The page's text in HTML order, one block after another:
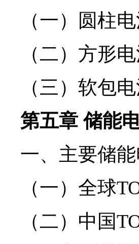
（一）圆柱
（二）方形
（三）软包
第五章 储能
一、主要储
（一）全球
（二）中国